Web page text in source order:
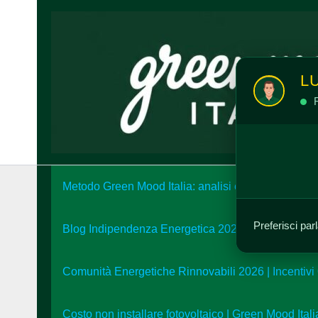
Preferisci
Metodo Green Mood Italia: analisi e strategia
Blog Indipendenza Energetica 2026: Unisciti alla
Comunità Energetiche Rinnovabili 2026 | Incentivi
Costo non installare fotovoltaico | Green Mood